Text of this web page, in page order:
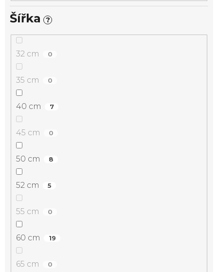
Šířka ?
32 cm 0
35 cm 0
40 cm 7
45 cm 0
50 cm 8
52 cm 5
55 cm 0
60 cm 19
65 cm 0